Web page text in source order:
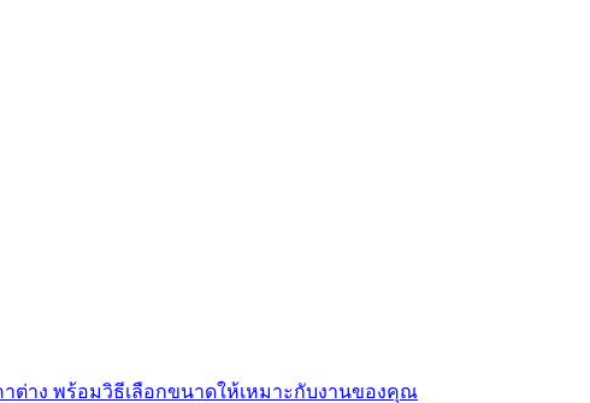
าต่าง พร้อมวิธีเลือกขนาดให้เหมาะกับงานของคุณ